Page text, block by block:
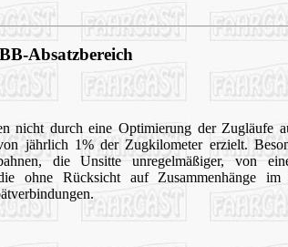
Absatzbereich
nicht durch eine Optimierung der Zugläufe
jährlich 1% der Zugkilometer erzielt.
die Unsitte unregelmäßiger, von
ohne Rücksicht auf Zusammenhänge im